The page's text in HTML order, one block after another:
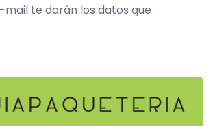
te darán los datos que